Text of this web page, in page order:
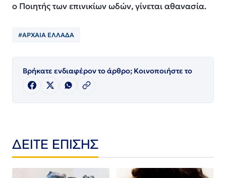
ο Ποιητής των επινικίων ωδών, γίνεται αθανασία.
#ΑΡΧΑΙΑ ΕΛΛΑΔΑ
Βρήκατε ενδιαφέρον το άρθρο; Κοινοποιήστε το
ΔΕΙΤΕ ΕΠΙΣΗΣ